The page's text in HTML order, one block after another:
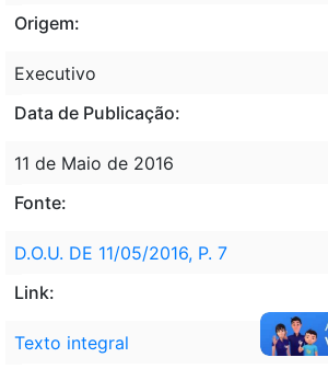
Origem:
Executivo
Data de Publicação:
11 de Maio de 2016
Fonte:
D.O.U. DE 11/05/2016, P. 7
Link:
Texto integral